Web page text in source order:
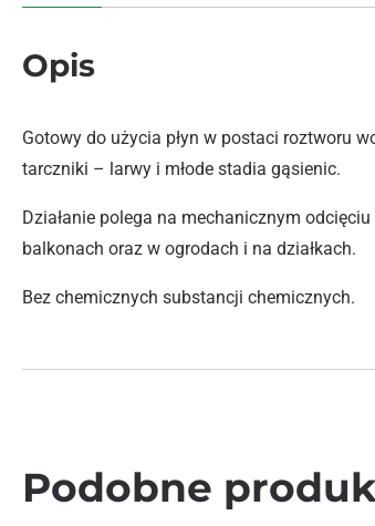
Opis
Gotowy do użycia płyn w postaci roztworu
tarczniki – larwy i młode stadia gąsienic.
Działanie polega na mechanicznym
balkonach oraz w ogrodach i na działkach.
Bez chemicznych substancji chemicznych.
Podobne